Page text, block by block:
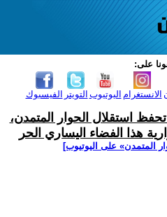
على:
الفيسبوك التويتر اليوتيوب الانستغرام
تحفظ استقلال الحوار المتمدن،
هذا الفضاء اليساري الحر
المتمدن» على اليوتيوب]